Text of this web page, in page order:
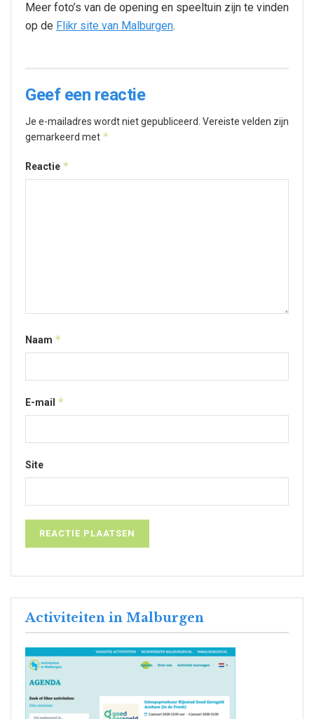
Meer foto’s van de opening en speeltuin zijn te vinden
op de Flikr site van Malburgen.
Geef een reactie
Je e-mailadres wordt niet gepubliceerd. Vereiste velden zijn
gemarkeerd met *
Reactie *
Naam *
E-mail *
Site
Activiteiten in Malburgen